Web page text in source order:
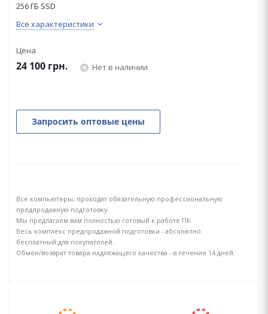
256 ГБ SSD
Все характеристики
Цена
24 100 грн. Нет в наличии
Запросить оптовые цены
Все компьютеры, проходят обязательную профессиональную
предпродажную подготовку.
Мы предлагаем вам полностью готовый к работе ПК
Весь комплекс предпродажной подготовки - абсолютно
бесплатный для покупателей.
Обмен/возврат товара надлежащего качества - в течение 14 дней.